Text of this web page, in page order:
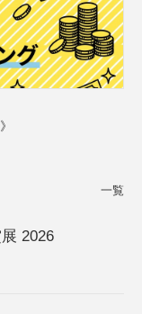
一覧
2026